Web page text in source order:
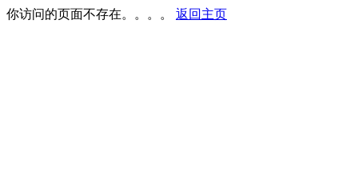
你访问的页面不存在。。。。 返回主页